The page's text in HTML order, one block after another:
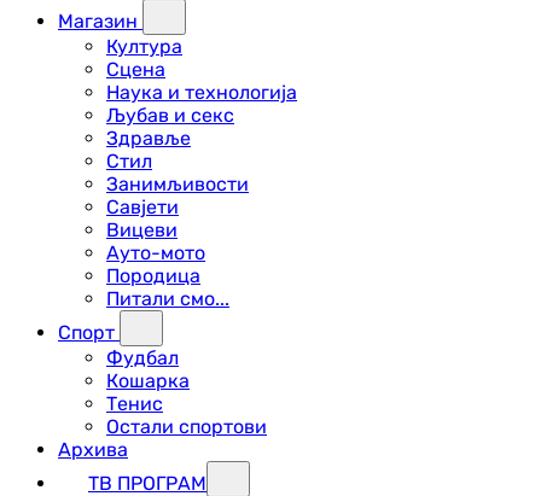
Магазин
Култура
Сцена
Наука и технологија
Љубав и секс
Здравље
Стил
Занимљивости
Савјети
Вицеви
Ауто-мото
Породица
Питали смо...
Спорт
Фудбал
Кошарка
Тенис
Остали спортови
Архива
ТВ ПРОГРАМ